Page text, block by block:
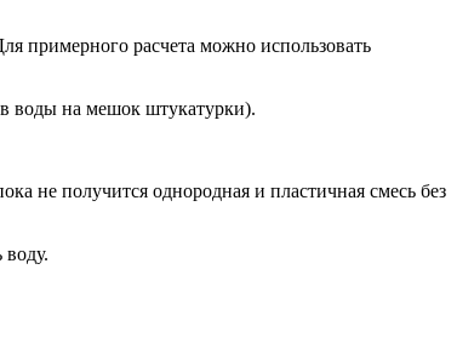
примерного расчета можно использовать
воды на мешок штукатурки).
не получится однородная и пластичная смесь без
воду.